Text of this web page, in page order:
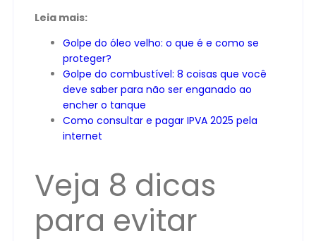
Leia mais:
Golpe do óleo velho: o que é e como se
proteger?
Golpe do combustível: 8 coisas que você
deve saber para não ser enganado ao
encher o tanque
Como consultar e pagar IPVA 2025 pela
internet
Veja 8 dicas
para evitar